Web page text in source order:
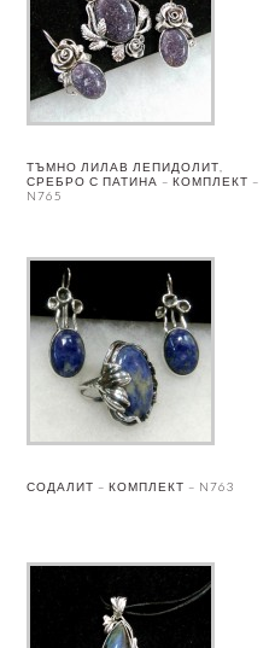
ТЪМНО ЛИЛАВ ЛЕПИДОЛИТ,
СРЕБРО С ПАТИНА – КОМПЛЕКТ –
N765
СОДАЛИТ – КОМПЛЕКТ – N763